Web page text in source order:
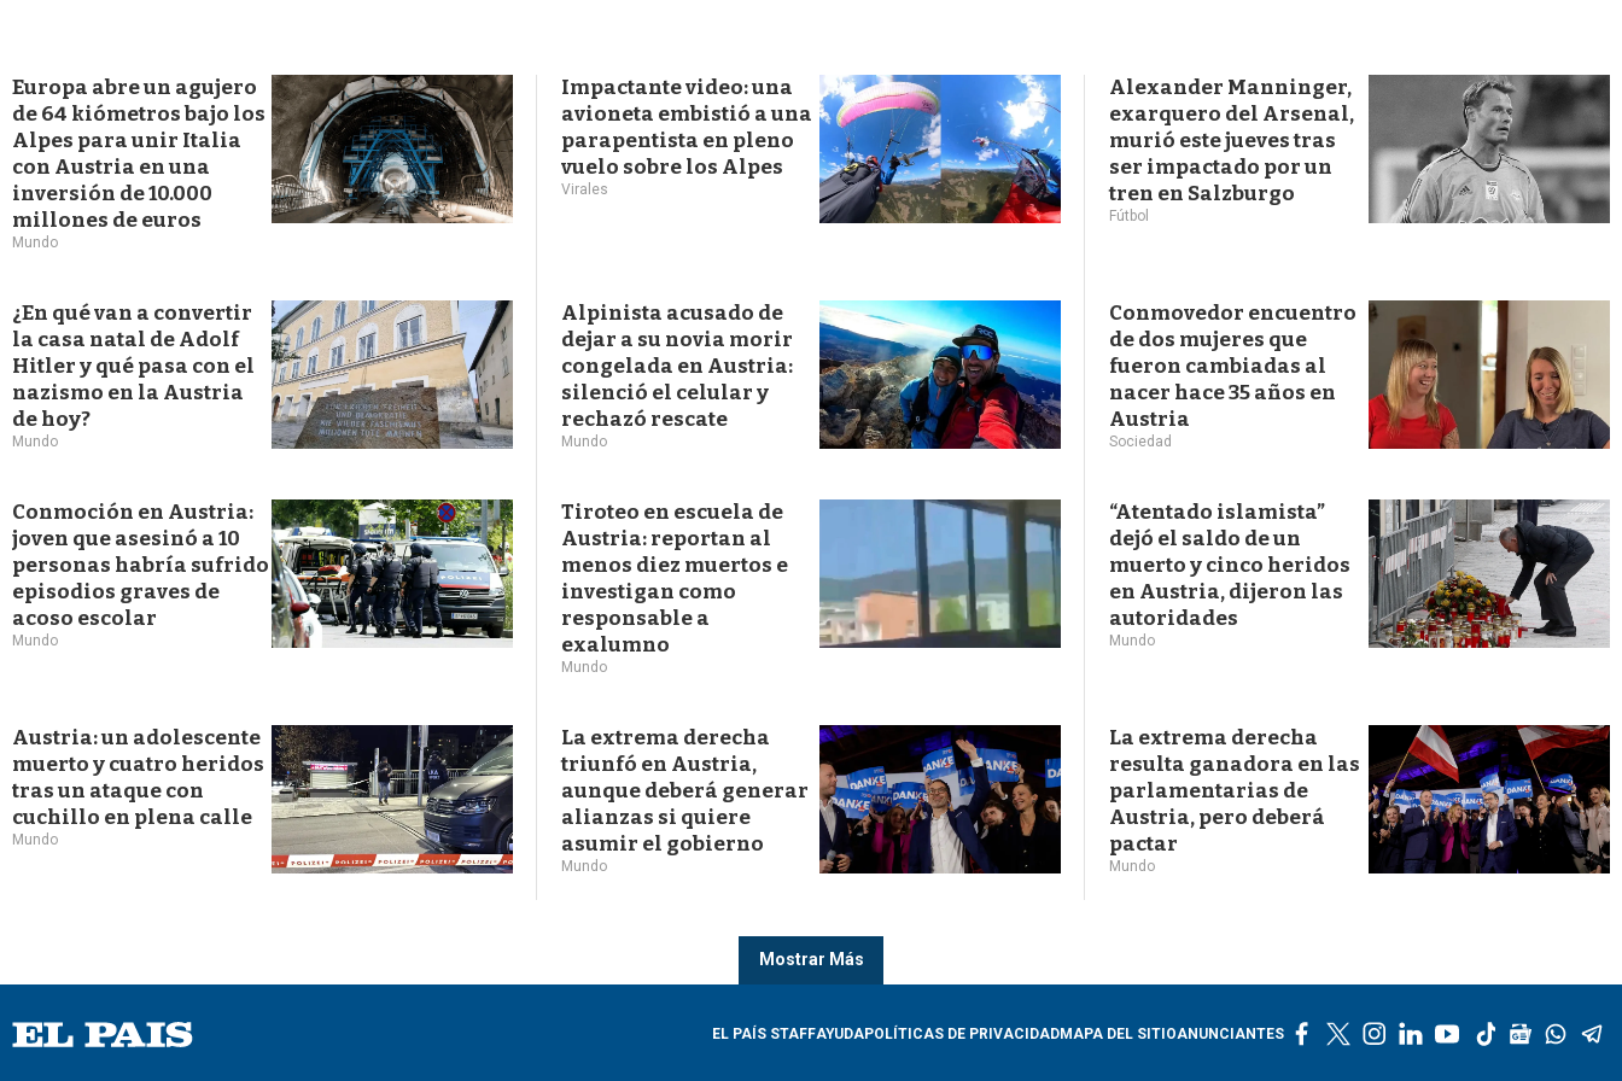
e
d
a
Europa abre un agujero
de 64 kiómetros bajo los
Alpes para unir Italia
con Austria en una
inversión de 10.000
millones de euros
Mundo
Impactante video: una
avioneta embistió a una
parapentista en pleno
vuelo sobre los Alpes
Virales
Alexander Manninger,
exarquero del Arsenal,
murió este jueves tras
ser impactado por un
tren en Salzburgo
Fútbol
¿En qué van a convertir
la casa natal de Adolf
Hitler y qué pasa con el
nazismo en la Austria
de hoy?
Mundo
Alpinista acusado de
dejar a su novia morir
congelada en Austria:
silenció el celular y
rechazó rescate
Mundo
Conmovedor encuentro
de dos mujeres que
fueron cambiadas al
nacer hace 35 años en
Austria
Sociedad
Conmoción en Austria:
joven que asesinó a 10
personas habría sufrido
episodios graves de
acoso escolar
Mundo
Tiroteo en escuela de
Austria: reportan al
menos diez muertos e
investigan como
responsable a
exalumno
Mundo
“Atentado islamista”
dejó el saldo de un
muerto y cinco heridos
en Austria, dijeron las
autoridades
Mundo
Austria: un adolescente
muerto y cuatro heridos
tras un ataque con
cuchillo en plena calle
Mundo
La extrema derecha
triunfó en Austria,
aunque deberá generar
alianzas si quiere
asumir el gobierno
Mundo
La extrema derecha
resulta ganadora en las
parlamentarias de
Austria, pero deberá
pactar
Mundo
Mostrar Más
EL PAÍS STAFFAYUDAPOLÍTICAS DE PRIVACIDADMAPA DEL SITIOANUNCIANTES
l
y
t
g
w